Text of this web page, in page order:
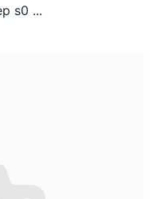
s0 ...